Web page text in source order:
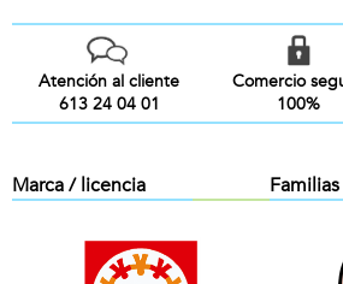
Atención al cliente
613 24 04 01
Comercio
100%
Marca / licencia Familias